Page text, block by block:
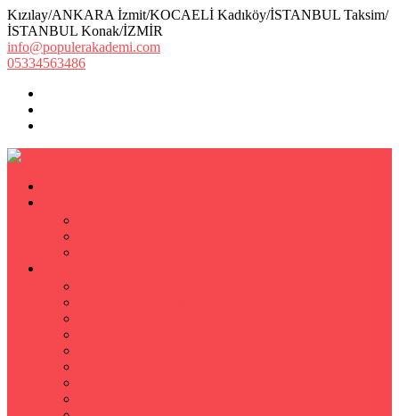
Kızılay/ANKARA İzmit/KOCAELİ Kadıköy/İSTANBUL Taksim/
İSTANBUL Konak/İZMİR
info@populerakademi.com
05334563486